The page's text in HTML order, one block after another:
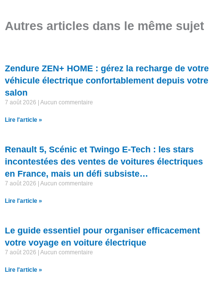
Autres articles dans le même sujet
Zendure ZEN+ HOME : gérez la recharge de votre
véhicule électrique confortablement depuis votre
salon
7 août 2026 Aucun commentaire
Lire l'article »
Renault 5, Scénic et Twingo E-Tech : les stars
incontestées des ventes de voitures électriques
en France, mais un défi subsiste…
7 août 2026 Aucun commentaire
Lire l'article »
Le guide essentiel pour organiser efficacement
votre voyage en voiture électrique
7 août 2026 Aucun commentaire
Lire l'article »